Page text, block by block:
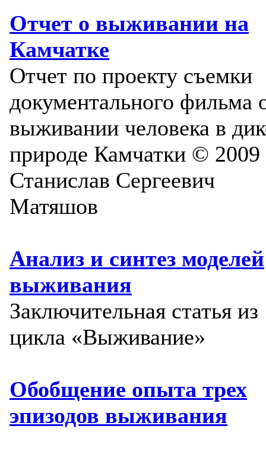
Отчет о выживании на
Камчатке
Отчет по проекту съемки
документального фильма
выживании человека в
природе Камчатки © 2009
Станислав Сергеевич
Матяшов
Анализ и синтез моделей
выживания
Заключительная статья из
цикла «Выживание»
Обобщение опыта трех
эпизодов выживания